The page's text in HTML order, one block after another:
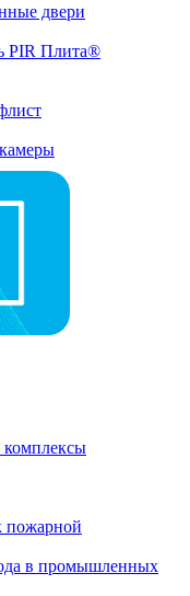
двери
PIR Плита®
пожарной
в промышленных